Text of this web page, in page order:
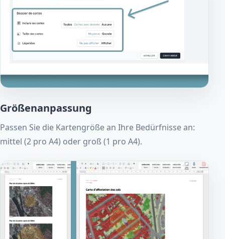
Größenanpassung
Passen Sie die Kartengröße an Ihre Bedürfnisse an:
mittel (2 pro A4) oder groß (1 pro A4).